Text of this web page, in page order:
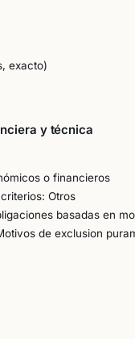
exacto)
y técnica
o financieros
Otros
basadas en
de exclusion